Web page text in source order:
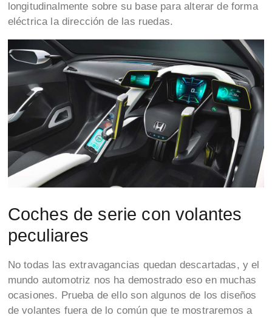
longitudinalmente sobre su base para alterar de forma
eléctrica la dirección de las ruedas.
Coches de serie con volantes
peculiares
No todas las extravagancias quedan descartadas, y el
mundo automotriz nos ha demostrado eso en muchas
ocasiones. Prueba de ello son algunos de los diseños
de volantes fuera de lo común que te mostraremos a